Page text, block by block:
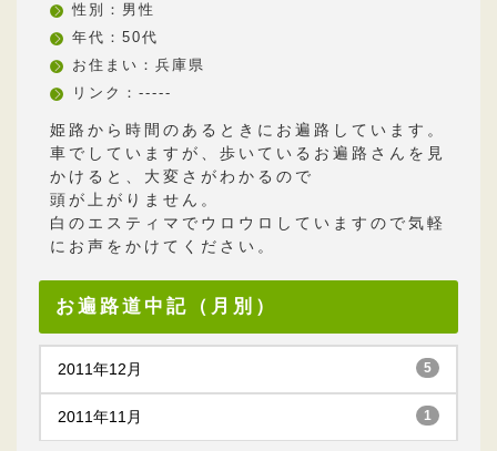
性別：男性
年代：50代
お住まい：兵庫県
リンク：-----
姫路から時間のあるときにお遍路しています。
車でしていますが、歩いているお遍路さんを見
かけると、大変さがわかるので
頭が上がりません。
白のエスティマでウロウロしていますので気軽
にお声をかけてください。
お遍路道中記（月別）
2011年12月 5
2011年11月 1